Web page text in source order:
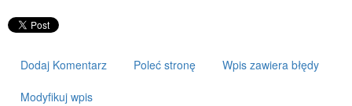
Wynajem
Usługi Motoryzacyjne
Salony, Komisy
Dodaj Komentarz Poleć stronę Wpis zawiera błędy
Modyfikuj wpis